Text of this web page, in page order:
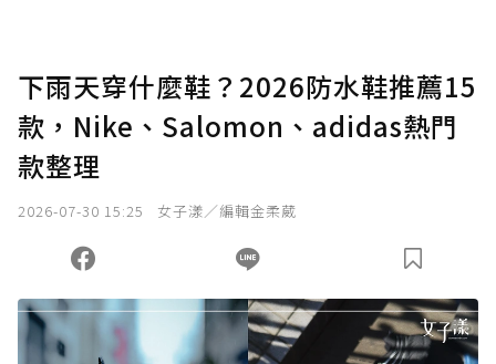
下雨天穿什麼鞋？2026防水鞋推薦15
款，Nike、Salomon、adidas熱門
款整理
2026-07-30 15:25 女子漾／編輯金柔葳